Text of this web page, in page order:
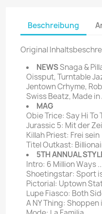
TAGES &
Bildzeitung
Frankfurter Allgemeine
Magazin
Frankfurter Illustrierte
Beschreibung
Original
NEWSSnaga &
Oissput, Turntable
Jentown Crhyme,
Swiss Beatz, Made
MAG
Obie Trice: Say Hi To
Jurassic 5: Mit der
Killah Priest: Frei sein
Titel Outkast:
5TH ANNUAL
Intro: 6 Million Ways
Shoetingstar: Sport
Pictorial: Uptown
Lupe Fiasco: Both
A NY Thing: Shoppen